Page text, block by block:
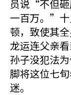
员说“不但
一百万。”十
顿，致使其
龙运连父亲
孙子没犯法
脚将这位七
迷。